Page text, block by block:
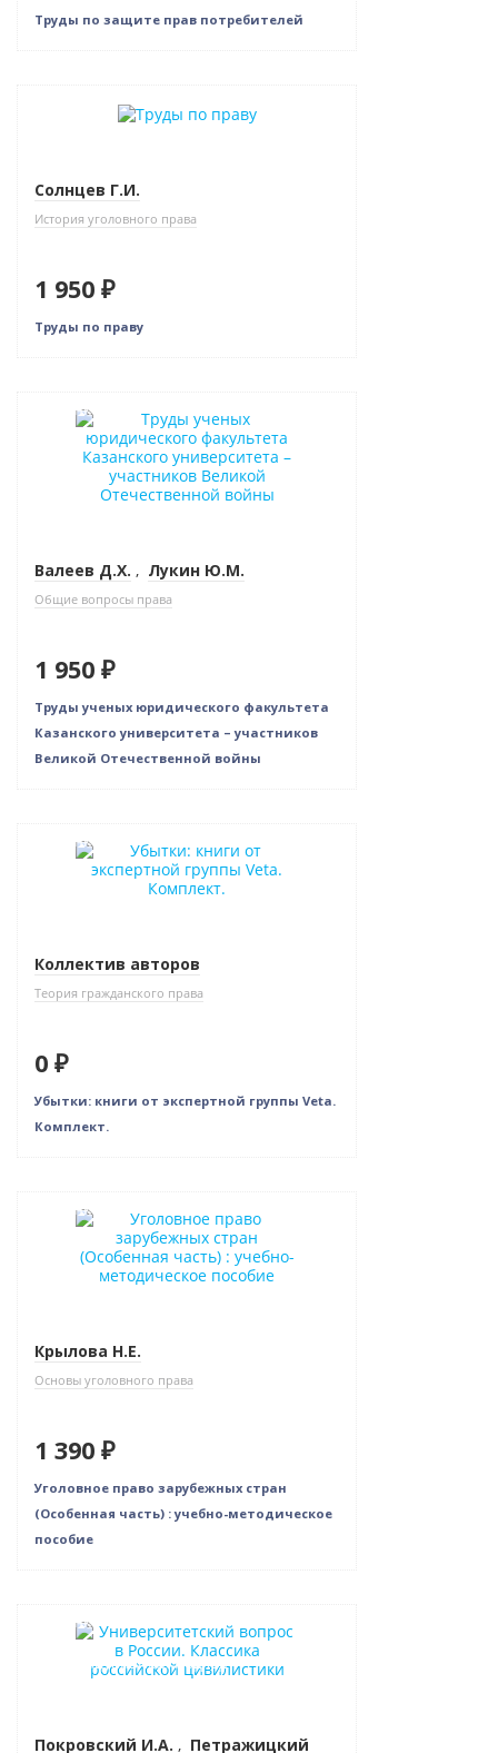
Труды по защите прав потребителей
Солнцев Г.И.
История уголовного права
1 950 ₽
Труды по праву
Новинка
Валеев Д.Х. , Лукин Ю.М.
Общие вопросы права
1 950 ₽
Труды ученых юридического факультета
Казанского университета – участников
Великой Отечественной войны
Новинка
Нет в наличии
Коллектив авторов
Теория гражданского права
0 ₽
Убытки: книги от экспертной группы Veta.
Комплект.
Новинка
Крылова Н.Е.
Основы уголовного права
1 390 ₽
Уголовное право зарубежных стран
(Особенная часть) : учебно-методическое
пособие
Новинка
Индивидуальный подход
Покровский И.А. , Петражицкий